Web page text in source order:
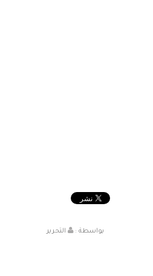
بواسطة : التحرير